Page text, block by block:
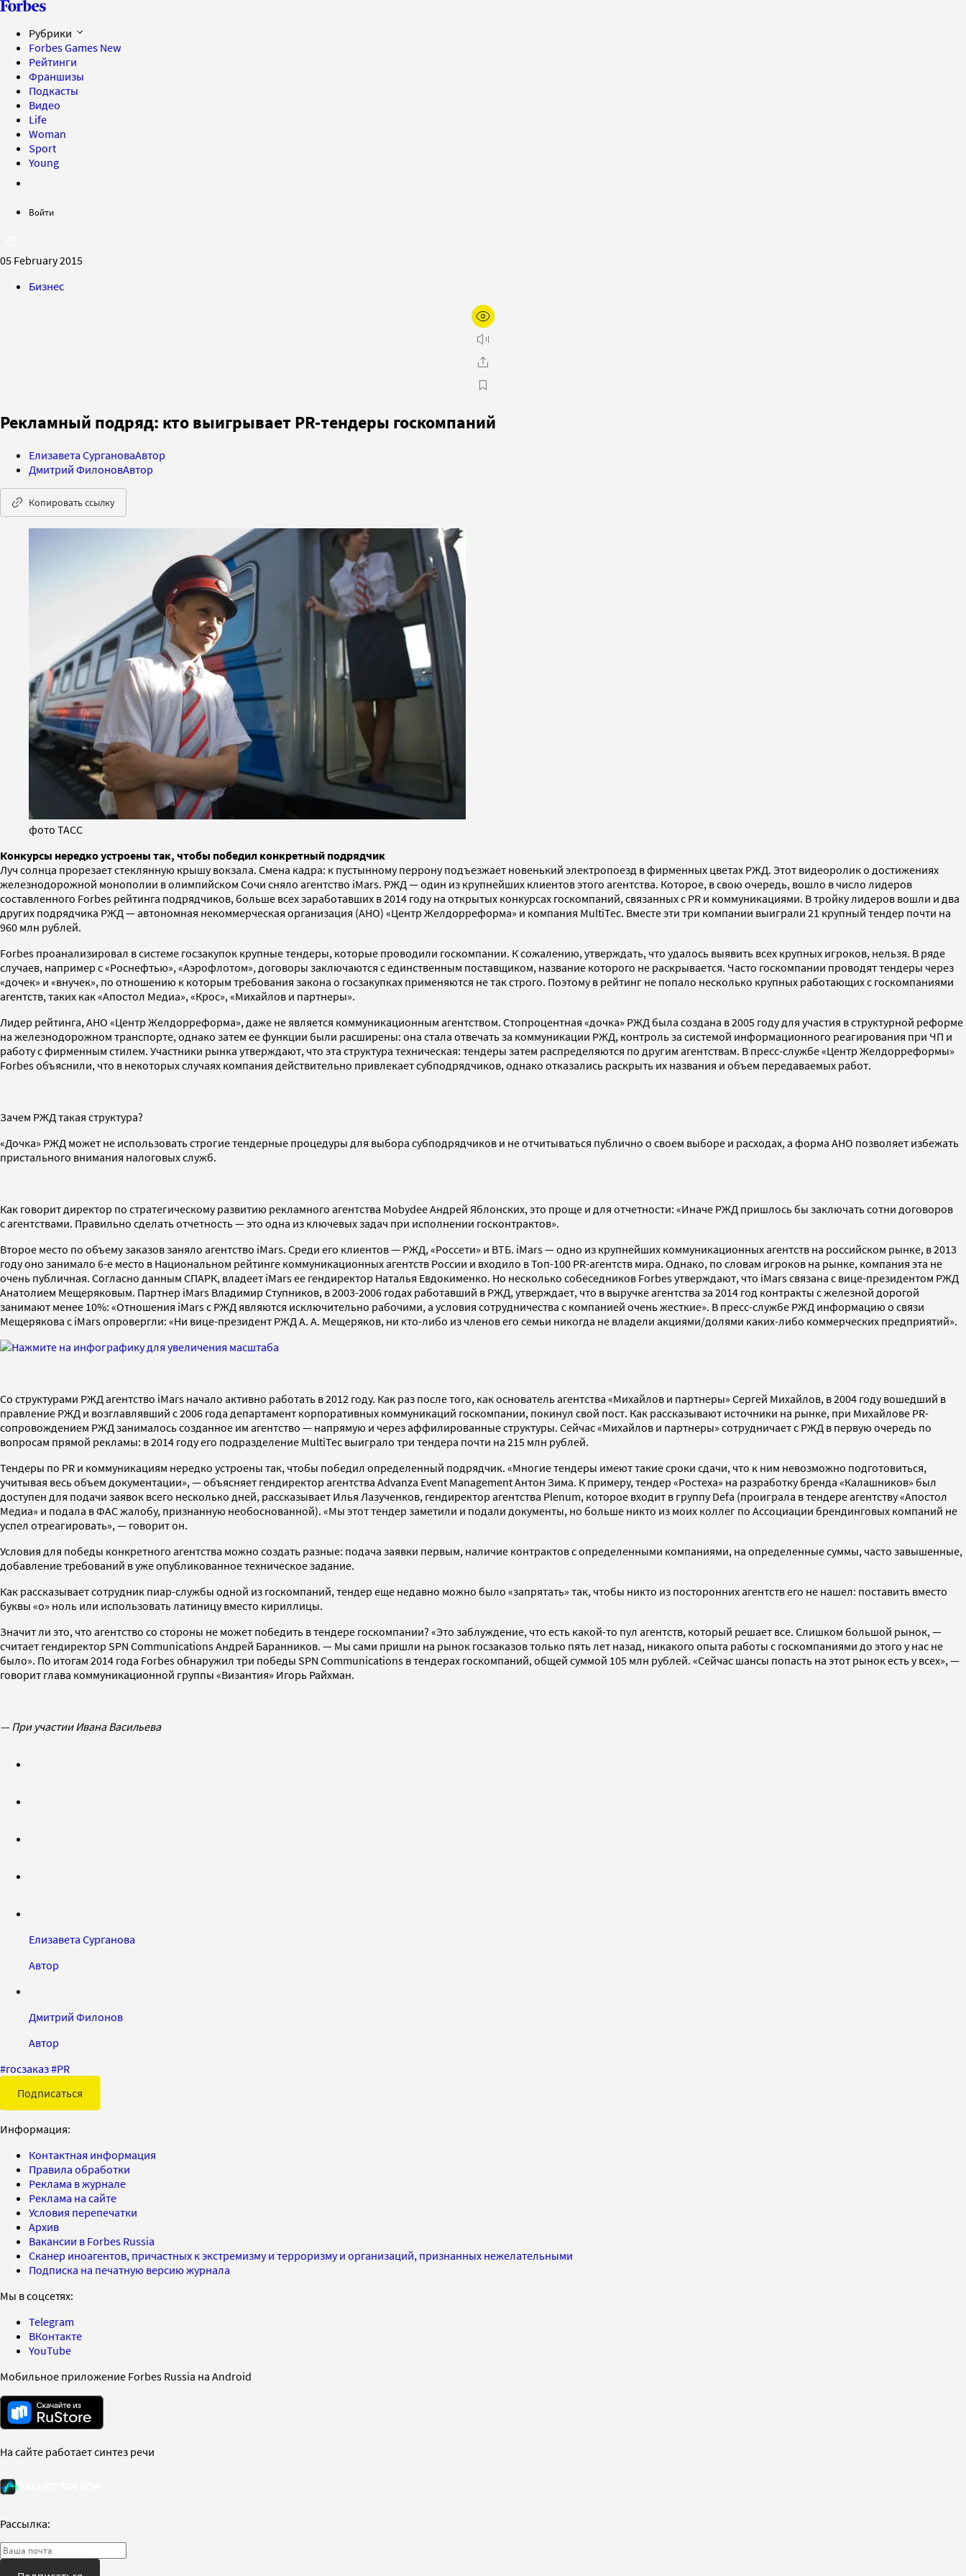
Рубрики
Forbes Games New
Рейтинги
Франшизы
Подкасты
Видео
Life
Woman
Sport
Young
Войти
05 February 2015
Бизнес
Рекламный подряд: кто выигрывает PR-тендеры госкомпаний
Елизавета СургановаАвтор
Дмитрий ФилоновАвтор
Копировать ссылку
фото ТАСС
Конкурсы нередко устроены так, чтобы победил конкретный подрядчик
Луч солнца прорезает стеклянную крышу вокзала. Смена кадра: к пустынному перрону подъезжает новенький электропоезд в фирменных цветах РЖД. Этот видеоролик о достижениях
железнодорожной монополии в олимпийском Сочи сняло агентство iMars. РЖД — один из крупнейших клиентов этого агентства. Которое, в свою очередь, вошло в число лидеров
составленного Forbes рейтинга подрядчиков, больше всех заработавших в 2014 году на открытых конкурсах госкомпаний, связанных с PR и коммуникациями. В тройку лидеров вошли и два
других подрядчика РЖД — автономная некоммерческая организация (АНО) «Центр Желдорреформа» и компания MultiTec. Вместе эти три компании выиграли 21 крупный тендер почти на
960 млн рублей.
Forbes проанализировал в системе госзакупок крупные тендеры, которые проводили госкомпании. К сожалению, утверждать, что удалось выявить всех крупных игроков, нельзя. В ряде
случаев, например с «Роснефтью», «Аэрофлотом», договоры заключаются с единственным поставщиком, название которого не раскрывается. Часто госкомпании проводят тендеры через
«дочек» и «внучек», по отношению к которым требования закона о госзакупках применяются не так строго. Поэтому в рейтинг не попало несколько крупных работающих с госкомпаниями
агентств, таких как «Апостол Медиа», «Крос», «Михайлов и партнеры».
Лидер рейтинга, АНО «Центр Желдорреформа», даже не является коммуникационным агентством. Стопроцентная «дочка» РЖД была создана в 2005 году для участия в структурной реформе
на железнодорожном транспорте, однако затем ее функции были расширены: она стала отвечать за коммуникации РЖД, контроль за системой информационного реагирования при ЧП и
работу с фирменным стилем. Участники рынка утверждают, что эта структура техническая: тендеры затем распределяются по другим агентствам. В пресс-службе «Центр Желдорреформы»
Forbes объяснили, что в некоторых случаях компания действительно привлекает субподрядчиков, однако отказались раскрыть их названия и объем передаваемых работ.
Зачем РЖД такая структура?
«Дочка» РЖД может не использовать строгие тендерные процедуры для выбора субподрядчиков и не отчитываться публично о своем выборе и расходах, а форма АНО позволяет избежать
пристального внимания налоговых служб.
Как говорит директор по стратегическому развитию рекламного агентства Mobydee Андрей Яблонских, это проще и для отчетности: «Иначе РЖД пришлось бы заключать сотни договоров
с агентствами. Правильно сделать отчетность — это одна из ключевых задач при исполнении госконтрактов».
Второе место по объему заказов заняло агентство iMars. Среди его клиентов — РЖД, «Россети» и ВТБ. iMars — одно из крупнейших коммуникационных агентств на российском рынке, в 2013
году оно занимало 6-е место в Национальном рейтинге коммуникационных агентств России и входило в Топ-100 PR-агентств мира. Однако, по словам игроков на рынке, компания эта не
очень публичная. Согласно данным СПАРК, владеет iMars ее гендиректор Наталья Евдокименко. Но несколько собеседников Forbes утверждают, что iMars связана с вице-президентом РЖД
Анатолием Мещеряковым. Партнер iMars Владимир Ступников, в 2003-2006 годах работавший в РЖД, утверждает, что в выручке агентства за 2014 год контракты с железной дорогой
занимают менее 10%: «Отношения iMars с РЖД являются исключительно рабочими, а условия сотрудничества с компанией очень жесткие». В пресс-службе РЖД информацию о связи
Мещерякова с iMars опровергли: «Ни вице-президент РЖД А. А. Мещеряков, ни кто-либо из членов его семьи никогда не владели акциями/долями каких-либо коммерческих предприятий».
Cо структурами РЖД агентство iMars начало активно работать в 2012 году. Как раз после того, как основатель агентства «Михайлов и партнеры» Сергей Михайлов, в 2004 году вошедший в
правление РЖД и возглавлявший с 2006 года департамент корпоративных коммуникаций госкомпании, покинул свой пост. Как рассказывают источники на рынке, при Михайлове PR-
сопровождением РЖД занималось созданное им агентство — напрямую и через аффилированные структуры. Сейчас «Михайлов и партнеры» сотрудничает с РЖД в первую очередь по
вопросам прямой рекламы: в 2014 году его подразделение MultiTec выиграло три тендера почти на 215 млн рублей.
Тендеры по PR и коммуникациям нередко устроены так, чтобы победил определенный подрядчик. «Многие тендеры имеют такие сроки сдачи, что к ним невозможно подготовиться,
учитывая весь объем документации», — объясняет гендиректор агентства Advanza Event Management Антон Зима. К примеру, тендер «Ростеха» на разработку бренда «Калашников» был
доступен для подачи заявок всего несколько дней, рассказывает Илья Лазученков, гендиректор агентства Plenum, которое входит в группу Defa (проиграла в тендере агентству «Апостол
Медиа» и подала в ФАС жалобу, признанную необоснованной). «Мы этот тендер заметили и подали документы, но больше никто из моих коллег по Ассоциации брендинговых компаний не
успел отреагировать», — говорит он.
Условия для победы конкретного агентства можно создать разные: подача заявки первым, наличие контрактов с определенными компаниями, на определенные суммы, часто завышенные,
добавление требований в уже опубликованное техническое задание.
Как рассказывает сотрудник пиар-службы одной из госкомпаний, тендер еще недавно можно было «запрятать» так, чтобы никто из посторонних агентств его не нашел: поставить вместо
буквы «о» ноль или использовать латиницу вместо кириллицы.
Значит ли это, что агентство со стороны не может победить в тендере госкомпании? «Это заблуждение, что есть какой-то пул агентств, который решает все. Слишком большой рынок, —
считает гендиректор SPN Communications Андрей Баранников. — Мы сами пришли на рынок госзаказов только пять лет назад, никакого опыта работы с госкомпаниями до этого у нас не
было». По итогам 2014 года Forbes обнаружил три победы SPN Communications в тендерах госкомпаний, общей суммой 105 млн рублей. «Сейчас шансы попасть на этот рынок есть у всех», —
говорит глава коммуникационной группы «Византия» Игорь Райхман.
— При участии Ивана Васильева
Елизавета Сурганова
Автор
Дмитрий Филонов
Автор
#госзаказ#PR
Подписаться
Информация:
Контактная информация
Правила обработки
Реклама в журнале
Реклама на сайте
Условия перепечатки
Архив
Вакансии в Forbes Russia
Сканер иноагентов, причастных к экстремизму и терроризму и организаций, признанных нежелательными
Подписка на печатную версию журнала
Мы в соцсетях:
Telegram
ВКонтакте
YouTube
Мобильное приложение Forbes Russia на Android
На сайте работает синтез речи
Рассылка: